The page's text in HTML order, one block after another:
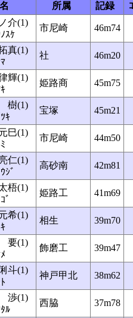
所属 記録
介(1)
ｽｹ
市尼崎 46m74
真(1)
社 46m20
輝(1)
姫路商 45m75
(1)
ｷ
宝塚 45m21
巳(1)
市尼崎 44m50
仁(1)
ｼﾞ
高砂南 42m81
梧(1)
ﾞ
姫路工 41m69
希(1)
相生 39m70
(1)
飾磨工 39m47
斗(1)
神戸甲北 38m62
(1)
ﾙ
西脇 37m78